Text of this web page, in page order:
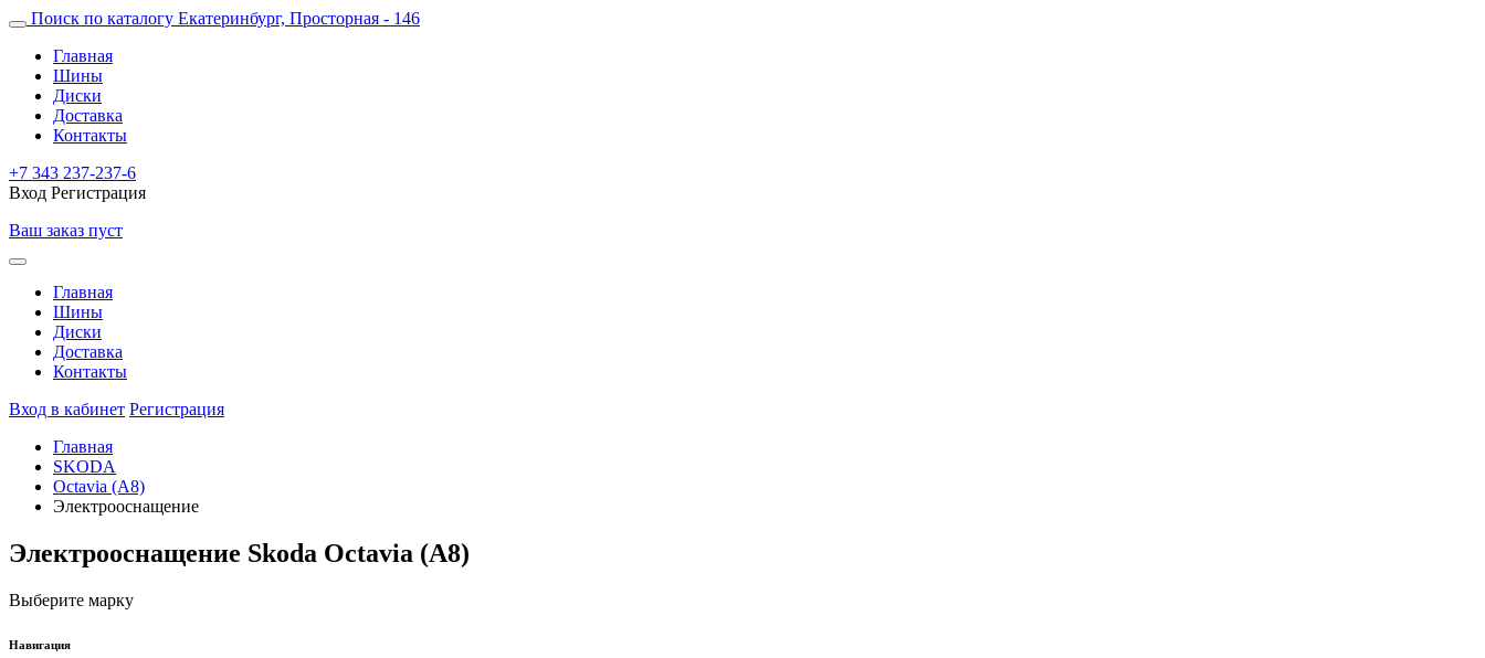
Поиск по каталогу Екатеринбург, Просторная - 146
Главная
Шины
Диски
Доставка
Контакты
+7 343 237-237-6
Вход Регистрация
Ваш заказ пуст
Главная
Шины
Диски
Доставка
Контакты
Вход в кабинет Регистрация
Главная
SKODA
Octavia (A8)
Электрооснащение
Электрооснащение Skoda Octavia (A8)
Выберите марку
Навигация